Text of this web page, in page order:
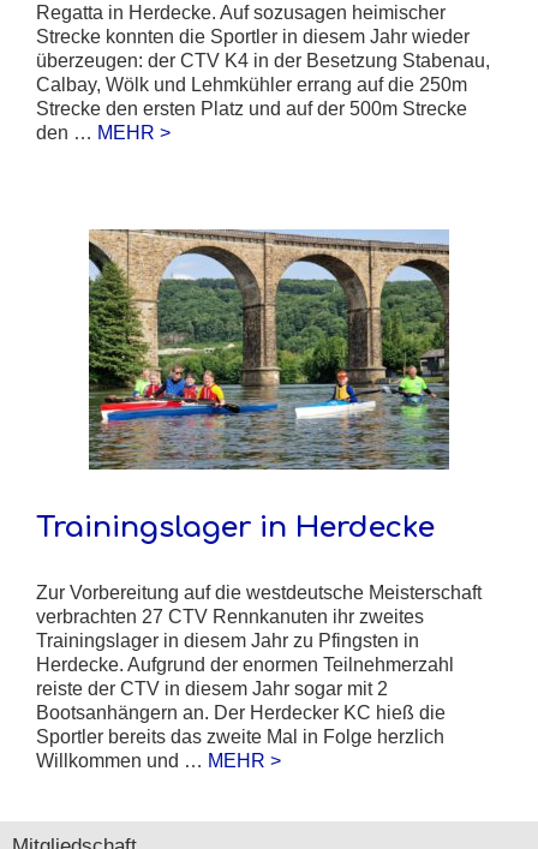
Regatta in Herdecke. Auf sozusagen heimischer
Strecke konnten die Sportler in diesem Jahr wieder
überzeugen: der CTV K4 in der Besetzung Stabenau,
Calbay, Wölk und Lehmkühler errang auf die 250m
Strecke den ersten Platz und auf der 500m Strecke
den … MEHR >
Trainingslager in Herdecke
Zur Vorbereitung auf die westdeutsche Meisterschaft
verbrachten 27 CTV Rennkanuten ihr zweites
Trainingslager in diesem Jahr zu Pfingsten in
Herdecke. Aufgrund der enormen Teilnehmerzahl
reiste der CTV in diesem Jahr sogar mit 2
Bootsanhängern an. Der Herdecker KC hieß die
Sportler bereits das zweite Mal in Folge herzlich
Willkommen und … MEHR >